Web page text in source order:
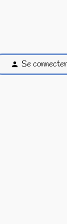
person Se connecter